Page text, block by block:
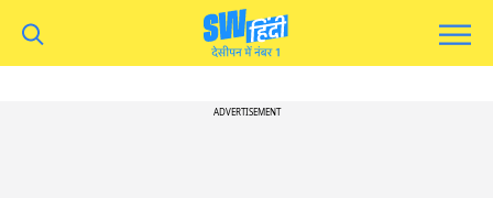
ADVERTISEMENT